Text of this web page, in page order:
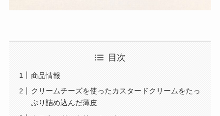
目次
商品情報
クリームチーズを使ったカスタードクリームをたっ
ぷり詰め込んだ薄皮